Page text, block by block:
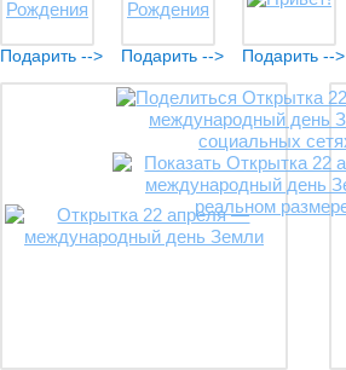
Подарить --> Подарить --> Подарить -->